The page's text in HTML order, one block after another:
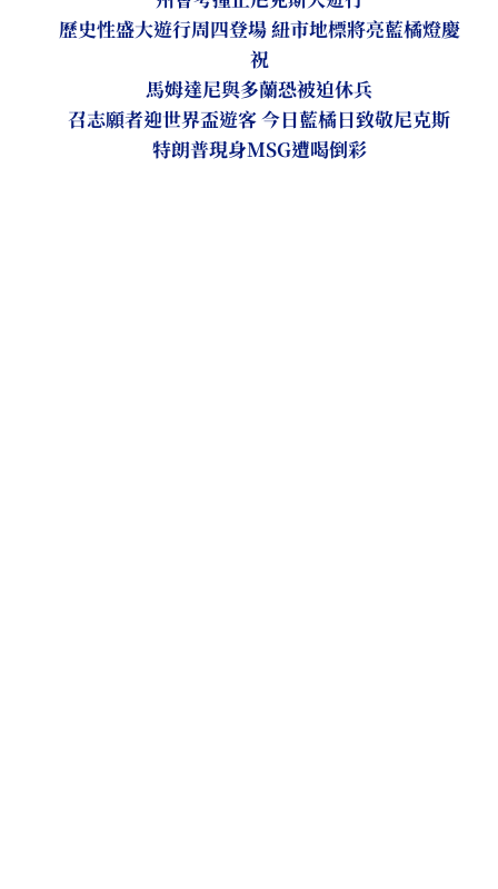
歷史性盛大遊行周四登場 紐市地標將亮藍橘燈慶
祝
馬姆達尼與多蘭恐被迫休兵
召志願者迎世界盃遊客 今日藍橘日致敬尼克斯
特朗普現身MSG遭喝倒彩